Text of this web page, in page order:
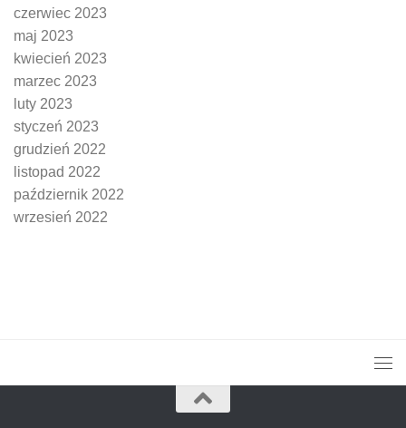
czerwiec 2023
maj 2023
kwiecień 2023
marzec 2023
luty 2023
styczeń 2023
grudzień 2022
listopad 2022
październik 2022
wrzesień 2022